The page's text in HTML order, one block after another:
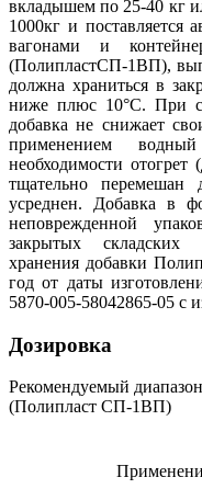
вкладышем по 25-40 кг
1000кг и поставляется
вагонами и
(ПолипластСП-1ВП),
должна храниться в
ниже плюс 10°С. При
добавка не снижает
применением
необходимости
тщательно перемешан
усреднен. Добавка в
неповрежденной
закрытых
хранения добавки
год от даты
5870-005-58042865-05 с
Дозировка
Рекомендуемый
(Полипласт СП-1ВП)